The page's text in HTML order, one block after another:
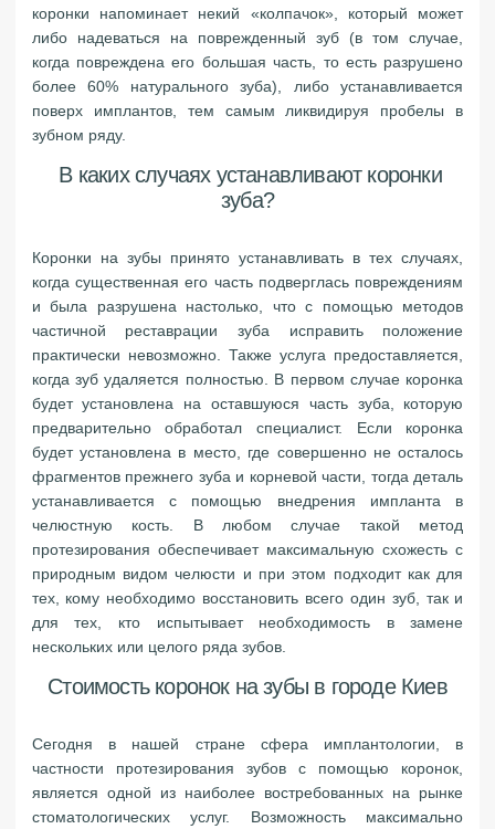
коронки напоминает некий «колпачок», который может
либо надеваться на поврежденный зуб (в том случае,
когда повреждена его большая часть, то есть разрушено
более 60% натурального зуба), либо устанавливается
поверх имплантов, тем самым ликвидируя пробелы в
зубном ряду.
В каких случаях устанавливают коронки
зуба?
Коронки на зубы принято устанавливать в тех случаях,
когда существенная его часть подверглась повреждениям
и была разрушена настолько, что с помощью методов
частичной реставрации зуба исправить положение
практически невозможно. Также услуга предоставляется,
когда зуб удаляется полностью. В первом случае коронка
будет установлена на оставшуюся часть зуба, которую
предварительно обработал специалист. Если коронка
будет установлена в место, где совершенно не осталось
фрагментов прежнего зуба и корневой части, тогда деталь
устанавливается с помощью внедрения импланта в
челюстную кость. В любом случае такой метод
протезирования обеспечивает максимальную схожесть с
природным видом челюсти и при этом подходит как для
тех, кому необходимо восстановить всего один зуб, так и
для тех, кто испытывает необходимость в замене
нескольких или целого ряда зубов.
Стоимость коронок на зубы в городе Киев
Сегодня в нашей стране сфера имплантологии, в
частности протезирования зубов с помощью коронок,
является одной из наиболее востребованных на рынке
стоматологических услуг. Возможность максимально